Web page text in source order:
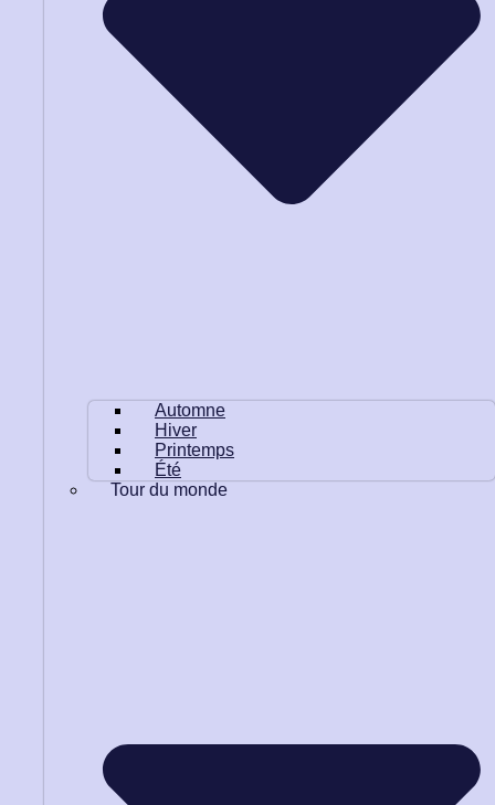
Automne
Hiver
Printemps
Été
Tour du monde